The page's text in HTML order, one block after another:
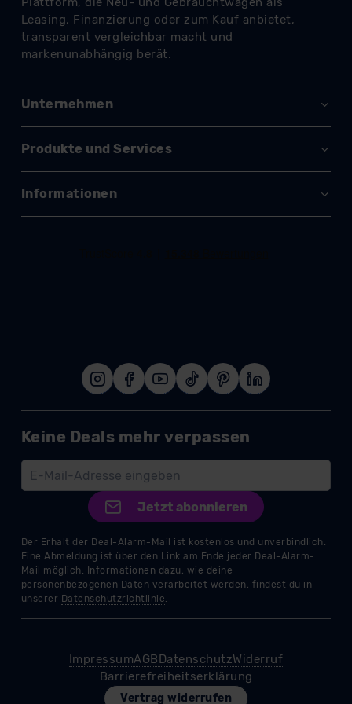
datenschutz@meinauto.de anfordern.
Datenschutzerklärung|Impressum